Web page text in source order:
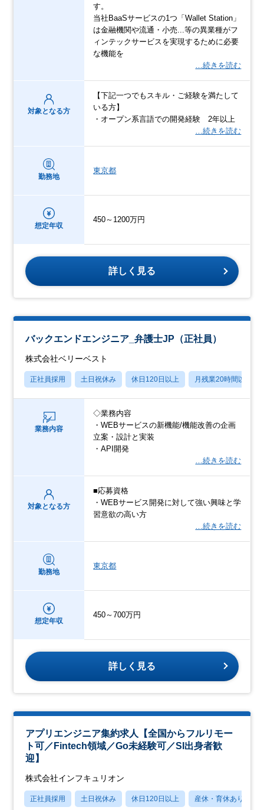
す。
当社BaaSサービスの1つ「Wallet Station」
は金融機関や流通・小売...等の異業種がフ
ィンテックサービスを実現するために必要
な機能を
…続きを読む
対象となる方
【下記一つでもスキル・ご経験を満たして
いる方】
・オープン系言語での開発経験 2年以上
…続きを読む
勤務地
東京都
想定年収
450～1200万円
詳しく見る
バックエンドエンジニア_弁護士JP（正社員）
株式会社ベリーベスト
正社員採用 土日祝休み 休日120日以上 月残業20時間以内
業務内容
◇業務内容
・WEBサービスの新機能/機能改善の企画
立案・設計と実装
・API開発
…続きを読む
対象となる方
■応募資格
・WEBサービス開発に対して強い興味と学
習意欲の高い方
…続きを読む
勤務地
東京都
想定年収
450～700万円
詳しく見る
アプリエンジニア集約求人【全国からフルリモー
ト可／Fintech領域／Go未経験可／SI出身者歓
迎】
株式会社インフキュリオン
正社員採用 土日祝休み 休日120日以上 産休・育休あり